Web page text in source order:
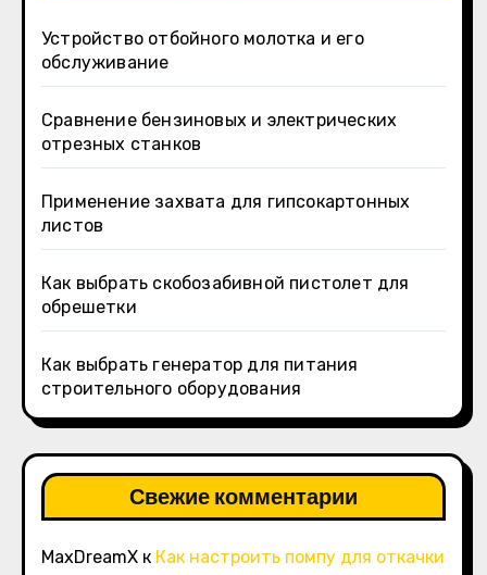
Устройство отбойного молотка и его
обслуживание
Сравнение бензиновых и электрических
отрезных станков
Применение захвата для гипсокартонных
листов
Как выбрать скобозабивной пистолет для
обрешетки
Как выбрать генератор для питания
строительного оборудования
Свежие комментарии
MaxDreamX к Как настроить помпу для откачки